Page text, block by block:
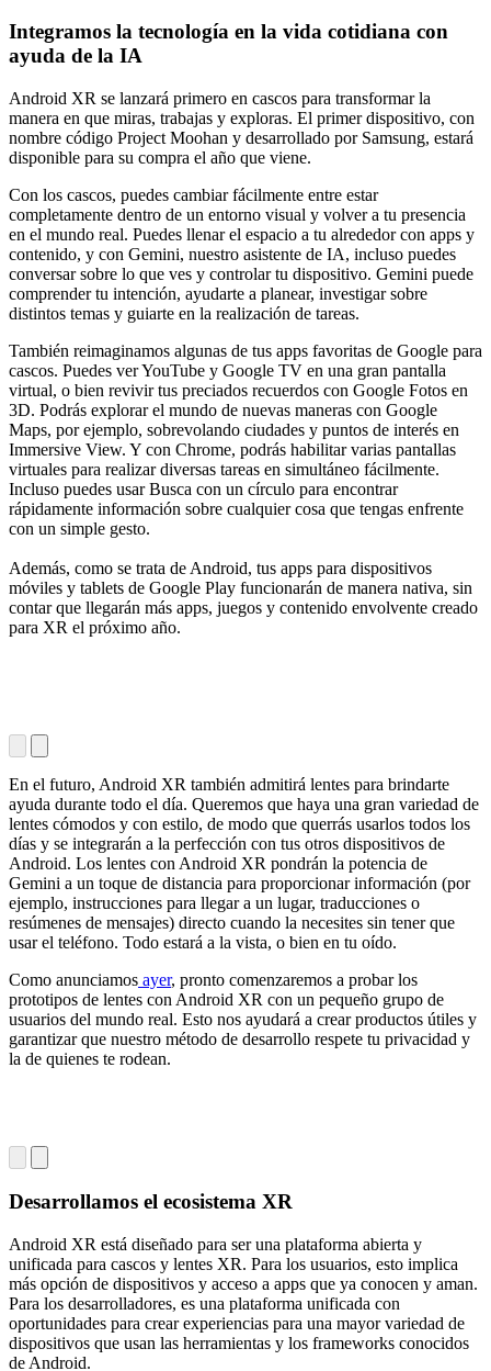
Integramos la tecnología en la vida cotidiana con
ayuda de la IA
Android XR se lanzará primero en cascos para transformar la
manera en que miras, trabajas y exploras. El primer dispositivo, con
nombre código Project Moohan y desarrollado por Samsung, estará
disponible para su compra el año que viene.
Con los cascos, puedes cambiar fácilmente entre estar
completamente dentro de un entorno visual y volver a tu presencia
en el mundo real. Puedes llenar el espacio a tu alrededor con apps y
contenido, y con Gemini, nuestro asistente de IA, incluso puedes
conversar sobre lo que ves y controlar tu dispositivo. Gemini puede
comprender tu intención, ayudarte a planear, investigar sobre
distintos temas y guiarte en la realización de tareas.
También reimaginamos algunas de tus apps favoritas de Google para
cascos. Puedes ver YouTube y Google TV en una gran pantalla
virtual, o bien revivir tus preciados recuerdos con Google Fotos en
3D. Podrás explorar el mundo de nuevas maneras con Google
Maps, por ejemplo, sobrevolando ciudades y puntos de interés en
Immersive View. Y con Chrome, podrás habilitar varias pantallas
virtuales para realizar diversas tareas en simultáneo fácilmente.
Incluso puedes usar Busca con un círculo para encontrar
rápidamente información sobre cualquier cosa que tengas enfrente
con un simple gesto.
Además, como se trata de Android, tus apps para dispositivos
móviles y tablets de Google Play funcionarán de manera nativa, sin
contar que llegarán más apps, juegos y contenido envolvente creado
para XR el próximo año.
En el futuro, Android XR también admitirá lentes para brindarte
ayuda durante todo el día. Queremos que haya una gran variedad de
lentes cómodos y con estilo, de modo que querrás usarlos todos los
días y se integrarán a la perfección con tus otros dispositivos de
Android. Los lentes con Android XR pondrán la potencia de
Gemini a un toque de distancia para proporcionar información (por
ejemplo, instrucciones para llegar a un lugar, traducciones o
resúmenes de mensajes) directo cuando la necesites sin tener que
usar el teléfono. Todo estará a la vista, o bien en tu oído.
Como anunciamos ayer, pronto comenzaremos a probar los
prototipos de lentes con Android XR con un pequeño grupo de
usuarios del mundo real. Esto nos ayudará a crear productos útiles y
garantizar que nuestro método de desarrollo respete tu privacidad y
la de quienes te rodean.
Desarrollamos el ecosistema XR
Android XR está diseñado para ser una plataforma abierta y
unificada para cascos y lentes XR. Para los usuarios, esto implica
más opción de dispositivos y acceso a apps que ya conocen y aman.
Para los desarrolladores, es una plataforma unificada con
oportunidades para crear experiencias para una mayor variedad de
dispositivos que usan las herramientas y los frameworks conocidos
de Android.